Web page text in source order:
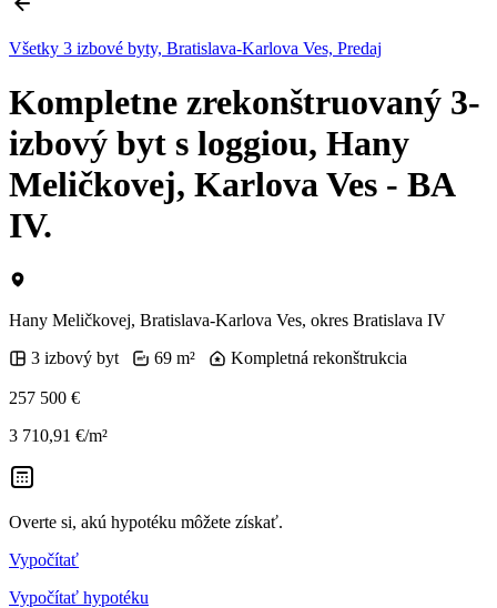
Všetky 3 izbové byty, Bratislava-Karlova Ves, Predaj
Kompletne zrekonštruovaný 3-
izbový byt s loggiou, Hany
Meličkovej, Karlova Ves - BA
IV.
Hany Meličkovej, Bratislava-Karlova Ves, okres Bratislava IV
3 izbový byt
69 m² Kompletná rekonštrukcia
257 500 €
3 710,91 €/m²
Overte si, akú hypotéku môžete získať.
Vypočítať
Vypočítať hypotéku